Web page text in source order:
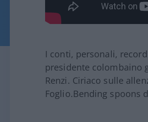
I conti, personali,
presidente colombaino
Renzi. Ciriaco sulle
Foglio.Bending spoons